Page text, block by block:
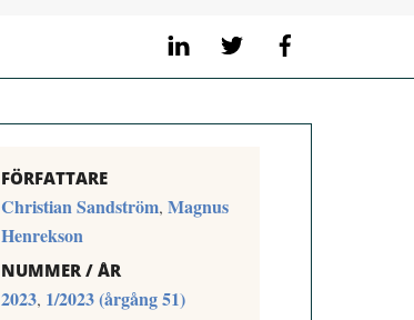
LinkedIn Twitter
FÖRFATTARE
Christian Sandström, Magnus
Henrekson
NUMMER / ÅR
2023, 1/2023 (årgång 51)